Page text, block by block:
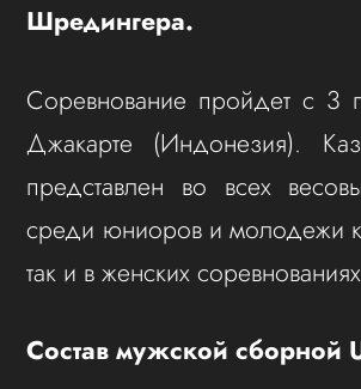
Шредингера.
Соревнование пройдет с 3
Джакарте (Индонезия).
представлен во всех
среди юниоров и молодежи
так и в женских
Состав мужской сборной